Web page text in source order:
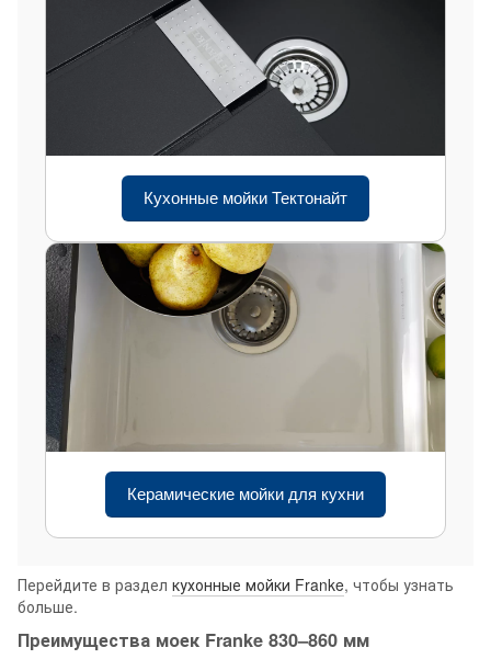
Кухонные мойки Тектонайт
Керамические мойки для кухни
Перейдите в раздел кухонные мойки Franke, чтобы узнать
больше.
Преимущества моек Franke 830–860 мм